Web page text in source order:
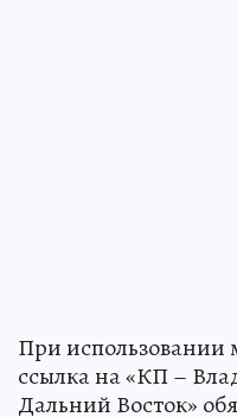
При использовании
ссылка на «КП –
Дальний Восток»